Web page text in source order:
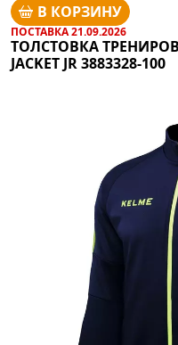
В КОРЗИНУ
ПОСТАВКА 21.09.2026
ТОЛСТОВКА
JACKET JR 3883328-100